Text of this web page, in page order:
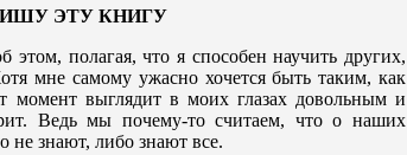
ЭТУ КНИГУ
полагая, что я способен научить других,
мне самому ужасно хочется быть таким, как
момент выглядит в моих глазах довольным и
Ведь мы почему-то считаем, что о наших
знают, либо знают все.